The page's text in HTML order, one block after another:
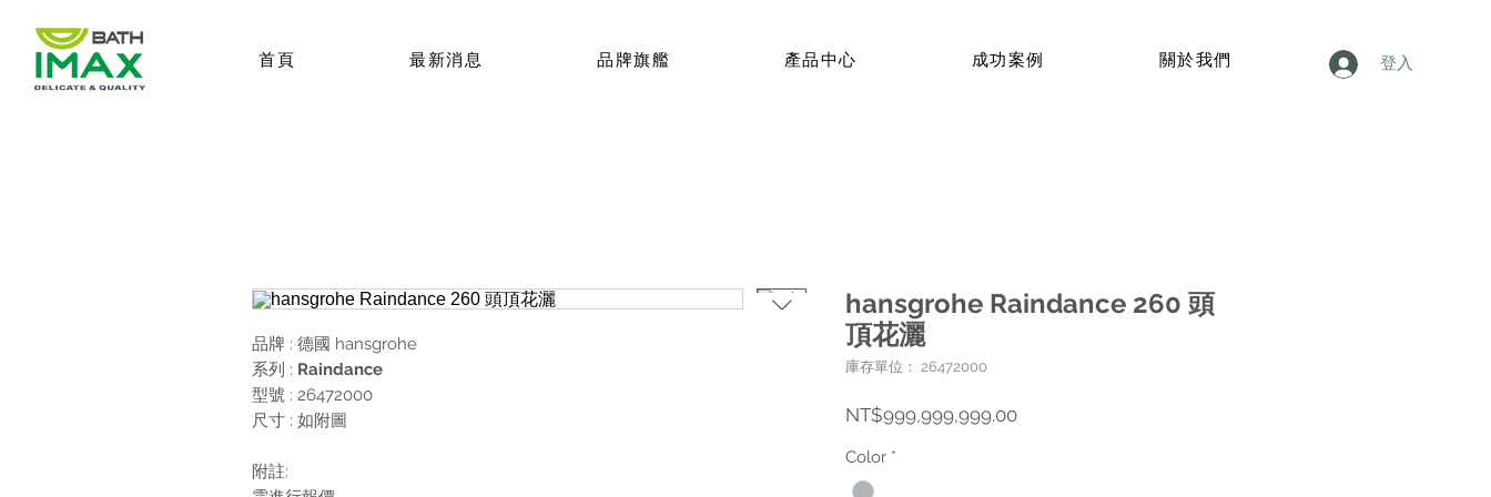
首頁 最新消息 品牌旗艦 產品中心 成功案例 關於我們 登入
品牌 : 德國 hansgrohe
系列 : Raindance
型號 : 26472000
尺寸 : 如附圖
附註:
hansgrohe Raindance 260 頭
頂花灑
庫存單位： 26472000
NT$999,999,999.00價
Color *